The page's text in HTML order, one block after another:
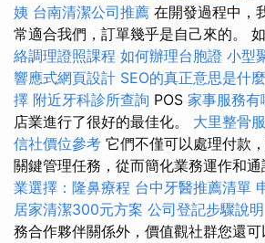
姨 台南清潔公司推薦 在開發過程中，
常適合我們，訂單幾乎是自己來的。
絡調理證照課程 如何辦理台胞證 小型
響應式網頁設計 SEO的真正意思是什
擇 附近牙科診所查詢 POS 家事服務有
店業進行了很好的最佳化。 大里整骨
信社價位參考 它們不僅可以處理付款
關鍵管理任務，從而簡化業務運作和通
業選擇：隆鼻療程 台中牙醫推薦清單
居家清潔300元方案 公司登記步驟說明
務合作夥伴關係外，價值觀社群您還